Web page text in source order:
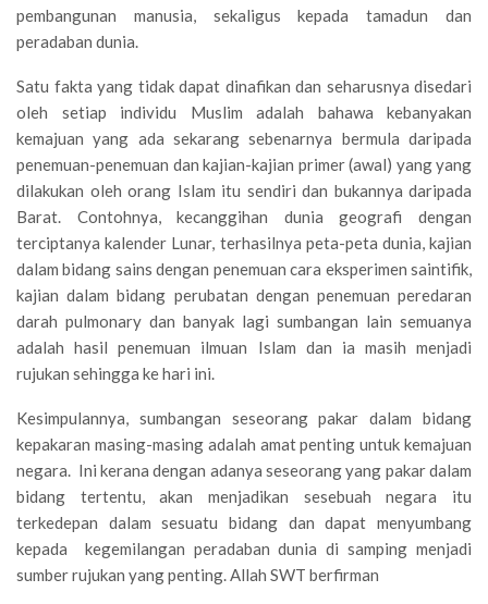
pembangunan manusia, sekaligus kepada tamadun dan
peradaban dunia.
Satu fakta yang tidak dapat dinafikan dan seharusnya disedari
oleh setiap individu Muslim adalah bahawa kebanyakan
kemajuan yang ada sekarang sebenarnya bermula daripada
penemuan-penemuan dan kajian-kajian primer (awal) yang yang
dilakukan oleh orang Islam itu sendiri dan bukannya daripada
Barat. Contohnya, kecanggihan dunia geografi dengan
terciptanya kalender Lunar, terhasilnya peta-peta dunia, kajian
dalam bidang sains dengan penemuan cara eksperimen saintifik,
kajian dalam bidang perubatan dengan penemuan peredaran
darah pulmonary dan banyak lagi sumbangan lain semuanya
adalah hasil penemuan ilmuan Islam dan ia masih menjadi
rujukan sehingga ke hari ini.
Kesimpulannya, sumbangan seseorang pakar dalam bidang
kepakaran masing-masing adalah amat penting untuk kemajuan
negara. Ini kerana dengan adanya seseorang yang pakar dalam
bidang tertentu, akan menjadikan sesebuah negara itu
terkedepan dalam sesuatu bidang dan dapat menyumbang
kepada kegemilangan peradaban dunia di samping menjadi
sumber rujukan yang penting. Allah SWT berfirman